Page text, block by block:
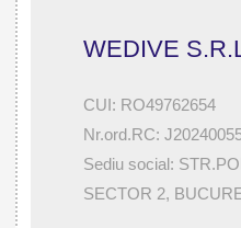
WEDIVE
CUI: RO49762654
Nr.ord.RC:
Sediu social:
SECTOR 2,